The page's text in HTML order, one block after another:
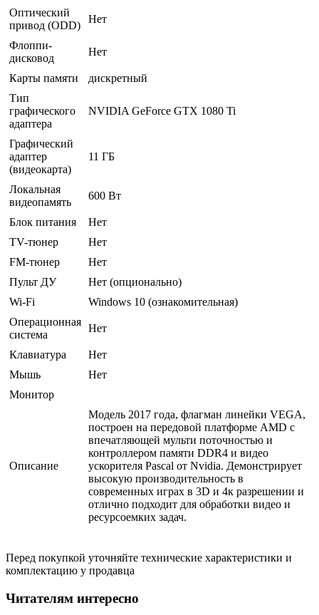
Оптический
привод (ODD)
Нет
Флоппи-
дисковод
Нет
Карты памяти
дискретный
Тип
графического
адаптера
NVIDIA GeForce GTX 1080 Ti
Графический
адаптер
(видеокарта)
11 ГБ
Локальная
видеопамять
600 Вт
Блок питания
Нет
TV-тюнер
Нет
FM-тюнер
Нет
Пульт ДУ
Нет (опционально)
Wi-Fi
Windows 10 (ознакомительная)
Операционная
система
Нет
Клавиатура
Нет
Мышь
Нет
Монитор
Описание
Модель 2017 года, флагман линейки VEGA,
построен на передовой платформе AMD с
впечатляющей мульти поточностью и
контроллером памяти DDR4 и видео
ускорителя Pascal от Nvidia. Демонстрирует
высокую производительность в
современных играх в 3D и 4к разрешении и
отлично подходит для обработки видео и
ресурсоемких задач.
Перед покупкой уточняйте технические характеристики и
комплектацию у продавца
Читателям интересно